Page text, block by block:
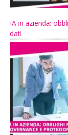
IA in azienda:
dati